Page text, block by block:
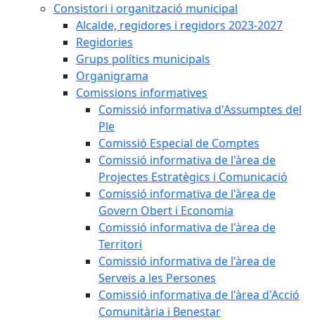
Consistori i organització municipal
Alcalde, regidores i regidors 2023-2027
Regidories
Grups polítics municipals
Organigrama
Comissions informatives
Comissió informativa d'Assumptes del
Ple
Comissió Especial de Comptes
Comissió informativa de l'àrea de
Projectes Estratègics i Comunicació
Comissió informativa de l'àrea de
Govern Obert i Economia
Comissió informativa de l'àrea de
Territori
Comissió informativa de l'àrea de
Serveis a les Persones
Comissió informativa de l'àrea d'Acció
Comunitària i Benestar